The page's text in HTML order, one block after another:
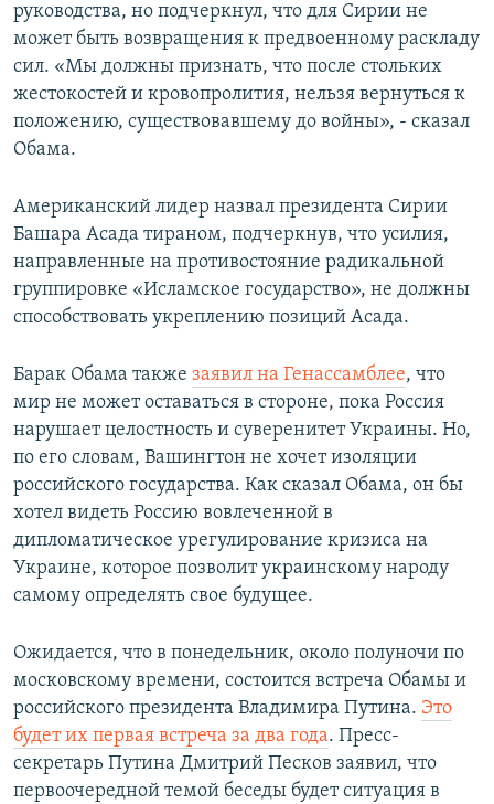
руководства, но подчеркнул, что для Сирии не
может быть возвращения к предвоенному раскладу
сил. «Мы должны признать, что после стольких
жестокостей и кровопролития, нельзя вернуться к
положению, существовавшему до войны», - сказал
Обама.
Американский лидер назвал президента Сирии
Башара Асада тираном, подчеркнув, что усилия,
направленные на противостояние радикальной
группировке «Исламское государство», не должны
способствовать укреплению позиций Асада.
Барак Обама также заявил на Генассамблее, что
мир не может оставаться в стороне, пока Россия
нарушает целостность и суверенитет Украины. Но,
по его словам, Вашингтон не хочет изоляции
российского государства. Как сказал Обама, он бы
хотел видеть Россию вовлеченной в
дипломатическое урегулирование кризиса на
Украине, которое позволит украинскому народу
самому определять свое будущее.
Ожидается, что в понедельник, около полуночи по
московскому времени, состоится встреча Обамы и
российского президента Владимира Путина. Это
будет их первая встреча за два года. Пресс-
секретарь Путина Дмитрий Песков заявил, что
первоочередной темой беседы будет ситуация в